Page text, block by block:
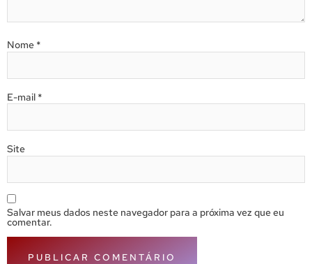
Nome *
E-mail *
Site
Salvar meus dados neste navegador para a próxima vez que eu
comentar.